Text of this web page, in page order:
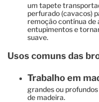
um tapete
perfurado (cavacos)
remoção contínua de
entupimentos e
suave.
Usos comuns das
Trabalho em
grandes ou
de madeira.